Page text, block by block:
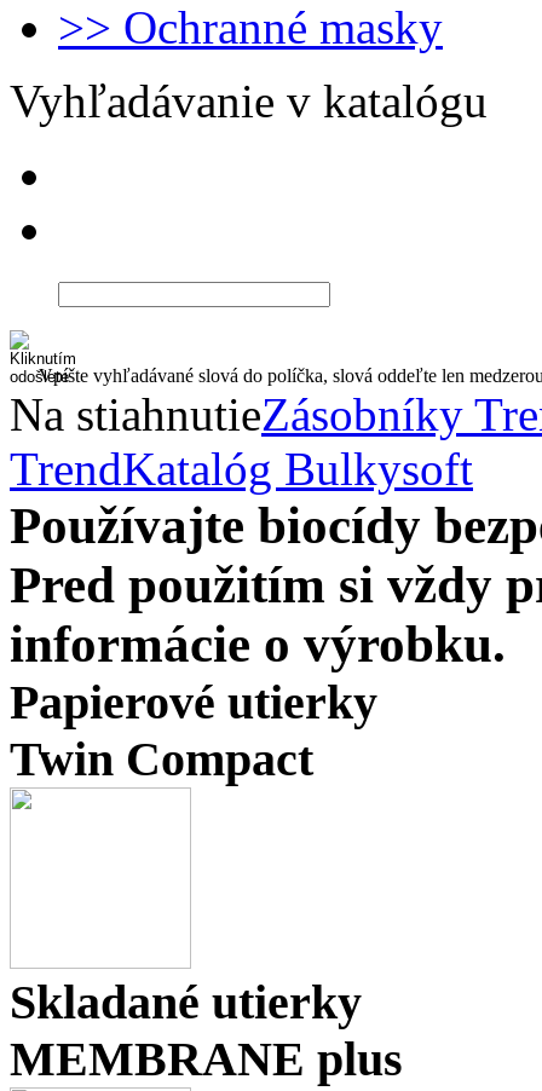
>> Ochranné masky
Vyhľadávanie v katalógu
Vpíšte vyhľadávané slová do políčka, slová oddeľte len
Na stiahnutieZásobníky
TrendKatalóg Bulkysoft
Používajte biocídy
Pred použitím si vždy
informácie o výrobku.
Papierové utierky
Twin Compact
Skladané utierky
MEMBRANE plus